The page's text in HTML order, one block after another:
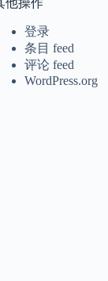
他操作
登录
条目 feed
评论 feed
WordPress.org